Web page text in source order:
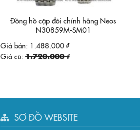
Đồng hồ cặp đôi chính hãng Neos
N30859M-SM01
Giá bán: 1.488.000 ₫
Giá cũ: 1.720.000 ₫
SƠ ĐỒ WEBSITE